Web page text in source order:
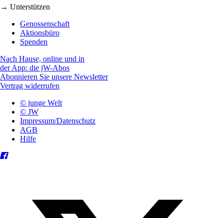
→ Unterstützen
Genossenschaft
Aktionsbüro
Spenden
Nach Hause, online und in
der App: die jW-Abos
Abonnieren Sie unsere Newsletter
Vertrag widerrufen
© junge Welt
© JW
Impressum/Datenschutz
AGB
Hilfe